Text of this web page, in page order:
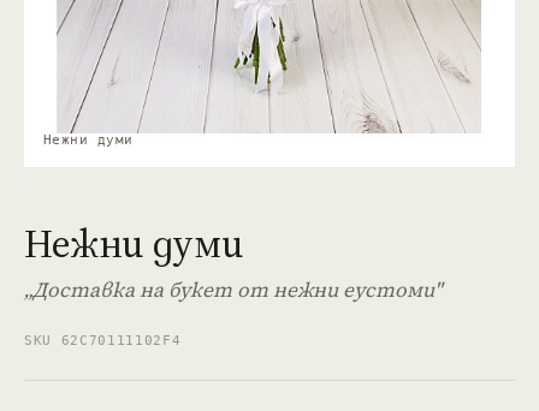
Нежни думи
Нежни думи
„Доставка на букет от нежни еустоми"
SKU 62C70111102F4